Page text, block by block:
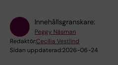
Innehållsgranskare:
Peggy Näsman
Redaktör:Cecilia Vestlind
Sidan uppdaterad:2026-06-24